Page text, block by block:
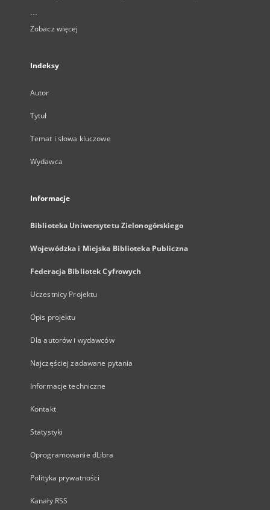
...
Zobacz więcej
Indeksy
Autor
Tytuł
Temat i słowa kluczowe
Wydawca
Informacje
Biblioteka Uniwersytetu Zielonogórskiego
Wojewódzka i Miejska Biblioteka Publiczna
Federacja Bibliotek Cyfrowych
Uczestnicy Projektu
Opis projektu
Dla autorów i wydawców
Najczęściej zadawane pytania
Informacje techniczne
Kontakt
Statystyki
Oprogramowanie dLibra
Polityka prywatności
Kanały RSS